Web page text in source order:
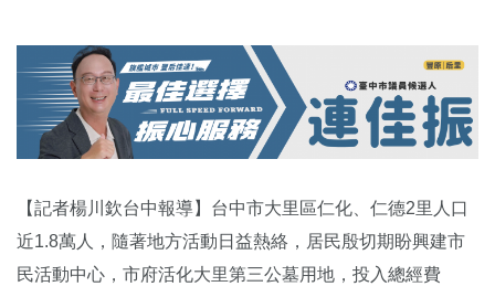
【記者楊川欽台中報導】台中市大里區仁化、仁德2里人口
近1.8萬人，隨著地方活動日益熱絡，居民殷切期盼興建市
民活動中心，市府活化大里第三公墓用地，投入總經費